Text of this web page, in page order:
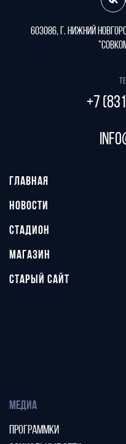
603086, г. Нижний
+7
ГЛАВНАЯ
НОВОСТИ
СТАДИОН
МАГАЗИН
СТАРЫЙ САЙТ
МЕДИА
ПРОГРАММКИ